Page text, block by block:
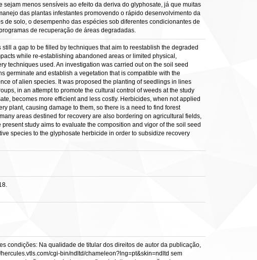
menos sensíveis ao efeito da deriva do glyphosate, já que muitas
das plantas infestantes promovendo o rápido desenvolvimento da
de solo, o desempenho das espécies sob diferentes condicionantes de
de recuperação de áreas degradadas.
a gap to be filled by techniques that aim to reestablish the degraded
while re-establishing abandoned areas or limited physical,
techniques used. An investigation was carried out on the soil seed
germinate and establish a vegetation that is compatible with the
of alien species. It was proposed the planting of seedlings in lines
in an attempt to promote the cultural control of weeds at the study
becomes more efficient and less costly. Herbicides, when not applied
plant, causing damage to them, so there is a need to find forest
areas destined for recovery are also bordering on agricultural fields,
study aims to evaluate the composition and vigor of the soil seed
species to the glyphosate herbicide in order to subsidize recovery
condições: Na qualidade de titular dos direitos de autor da publicação,
cgi-bin/ndltd/chameleon?lng=pt&skin=ndltd sem